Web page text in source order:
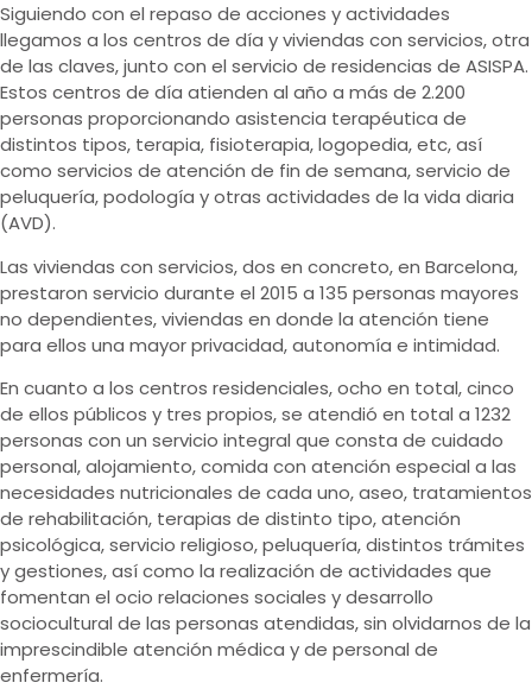
Siguiendo con el repaso de acciones y actividades
llegamos a los centros de día y viviendas con servicios, otra
de las claves, junto con el servicio de residencias de ASISPA.
Estos centros de día atienden al año a más de 2.200
personas proporcionando asistencia terapéutica de
distintos tipos, terapia, fisioterapia, logopedia, etc, así
como servicios de atención de fin de semana, servicio de
peluquería, podología y otras actividades de la vida diaria
(AVD).
Las viviendas con servicios, dos en concreto, en Barcelona,
prestaron servicio durante el 2015 a 135 personas mayores
no dependientes, viviendas en donde la atención tiene
para ellos una mayor privacidad, autonomía e intimidad.
En cuanto a los centros residenciales, ocho en total, cinco
de ellos públicos y tres propios, se atendió en total a 1232
personas con un servicio integral que consta de cuidado
personal, alojamiento, comida con atención especial a las
necesidades nutricionales de cada uno, aseo, tratamientos
de rehabilitación, terapias de distinto tipo, atención
psicológica, servicio religioso, peluquería, distintos trámites
y gestiones, así como la realización de actividades que
fomentan el ocio relaciones sociales y desarrollo
sociocultural de las personas atendidas, sin olvidarnos de la
imprescindible atención médica y de personal de
enfermería.